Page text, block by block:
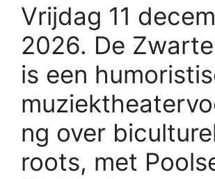
Vrijdag 11
2026. De
is een
ng over
roots, met